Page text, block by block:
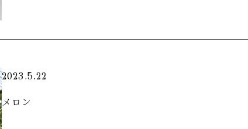
2023.5.22
メロン